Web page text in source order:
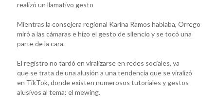
realizó un llamativo gesto
Mientras la consejera regional Karina Ramos hablaba, Orrego
miró a las cámaras e hizo el gesto de silencio y se tocó una
parte de la cara.
El registro no tardó en viralizarse en redes sociales, ya
que se trata de una alusión a una tendencia que se viralizó
en TikTok, donde existen numerosos tutoriales y gestos
alusivos al tema: el mewing.